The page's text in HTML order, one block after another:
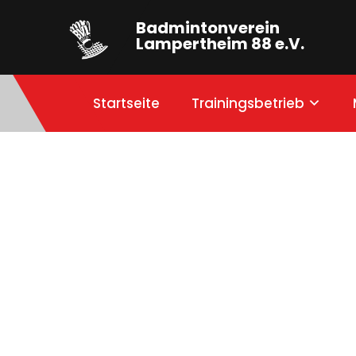
Badmintonverein
Lampertheim 88 e.V.
Startseite Trainingsbetrieb